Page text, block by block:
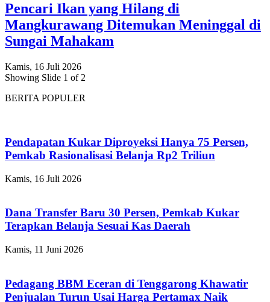
Pencari Ikan yang Hilang di
Mangkurawang Ditemukan Meninggal di
Sungai Mahakam
Kamis, 16 Juli 2026
Showing Slide 1 of 2
BERITA POPULER
Pendapatan Kukar Diproyeksi Hanya 75 Persen,
Pemkab Rasionalisasi Belanja Rp2 Triliun
Kamis, 16 Juli 2026
Dana Transfer Baru 30 Persen, Pemkab Kukar
Terapkan Belanja Sesuai Kas Daerah
Kamis, 11 Juni 2026
Pedagang BBM Eceran di Tenggarong Khawatir
Penjualan Turun Usai Harga Pertamax Naik